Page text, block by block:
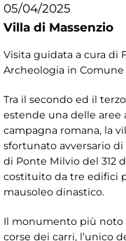
05/04/2025
Villa di Massenzio
Visita guidata a cura di
Archeologia in Comune
Tra il secondo ed il
estende una delle
campagna romana, la
sfortunato avversario
di Ponte Milvio del 312
costituito da tre edifici
mausoleo dinastico.
Il monumento più noto
corse dei carri, l’unico